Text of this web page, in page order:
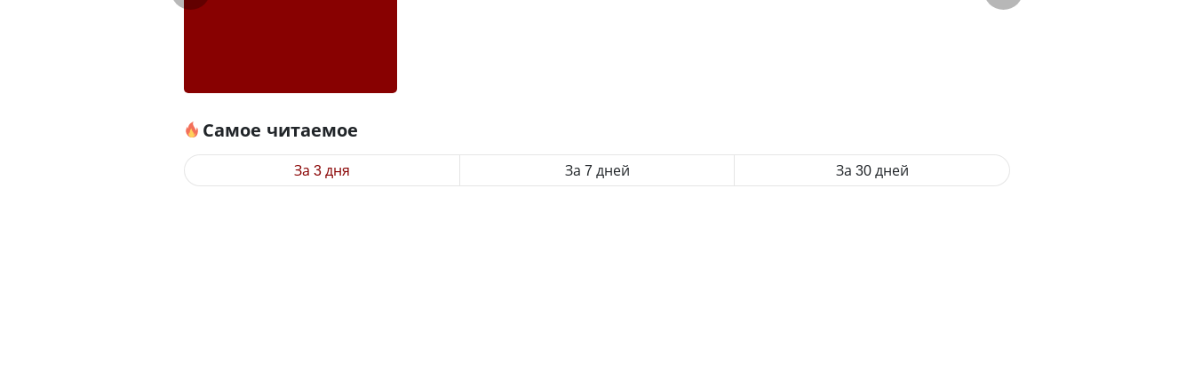
Самое читаемое
За 3 дня За 7 дней За 30 дней